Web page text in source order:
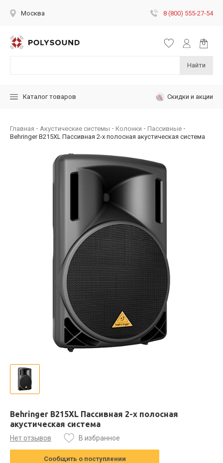
Москва 8 (800) 555-27-54
Найти
Каталог товаров Скидки и акции
Главная Акустические системы Колонки
Пассивные
Behringer B215XL Пассивная 2-х полосная акустическая система
Behringer B215XL Пассивная 2-х полосная
акустическая система
Нет отзывов В избранное
Сообщить о поступлении